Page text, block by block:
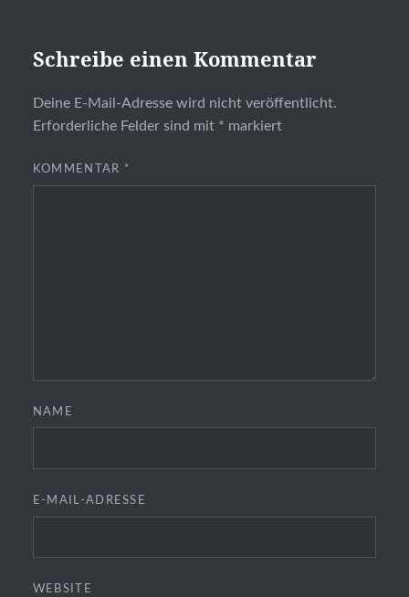
Schreibe einen Kommentar
Deine E-Mail-Adresse wird nicht veröffentlicht.
Erforderliche Felder sind mit * markiert
KOMMENTAR *
NAME
E-MAIL-ADRESSE
WEBSITE